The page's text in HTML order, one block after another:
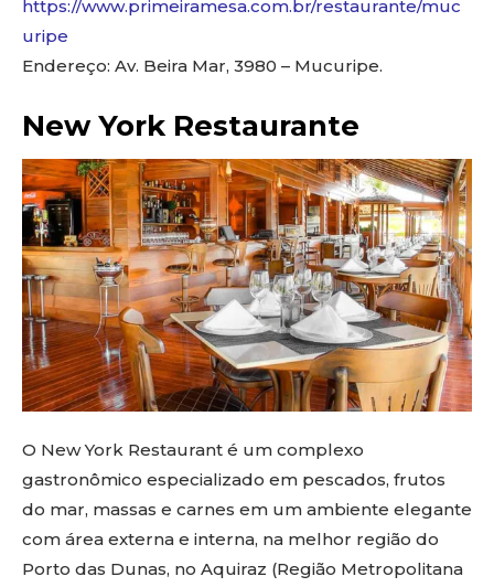
https://www.primeiramesa.com.br/restaurante/muc
uripe
Endereço: Av. Beira Mar, 3980 – Mucuripe.
New York Restaurante
O New York Restaurant é um complexo
gastronômico especializado em pescados, frutos
do mar, massas e carnes em um ambiente elegante
com área externa e interna, na melhor região do
Porto das Dunas, no Aquiraz (Região Metropolitana